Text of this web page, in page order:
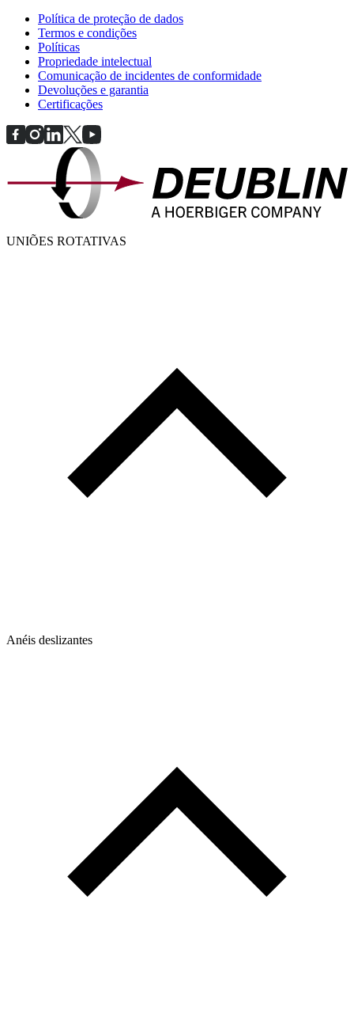
Política de proteção de dados
Termos e condições
Políticas
Propriedade intelectual
Comunicação de incidentes de conformidade
Devoluções e garantia
Certificações
UNIÕES ROTATIVAS
Anéis deslizantes